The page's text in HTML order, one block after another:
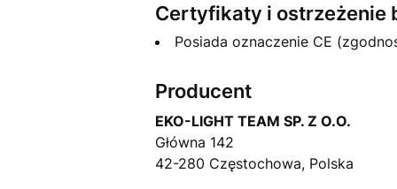
Certyfikaty i ostrzeżenie
Posiada oznaczenie CE
Producent
EKO-LIGHT TEAM SP. Z O.O.
Główna 142
42-280 Częstochowa, Polska